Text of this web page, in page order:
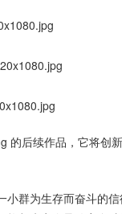
后续作品，它将创
群为生存而奋斗的